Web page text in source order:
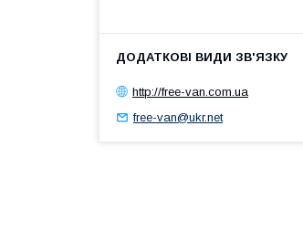
http://free-van.com.ua
free-van@ukr.net